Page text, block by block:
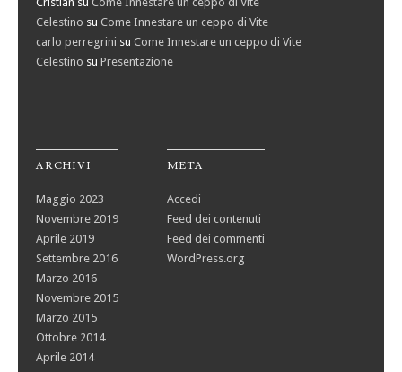
Celestino su Come Innestare un ceppo di Vite
carlo perregrini su Come Innestare un ceppo di Vite
Celestino su Presentazione
ARCHIVI
Maggio 2023
Novembre 2019
Aprile 2019
Settembre 2016
Marzo 2016
Novembre 2015
Marzo 2015
Ottobre 2014
Aprile 2014
META
Accedi
Feed dei contenuti
Feed dei commenti
WordPress.org